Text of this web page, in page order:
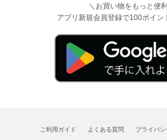
＼お買い物をもっと便
アプリ新規会員登録で100ポイン
ご利用ガイド よくある質問 プライバ